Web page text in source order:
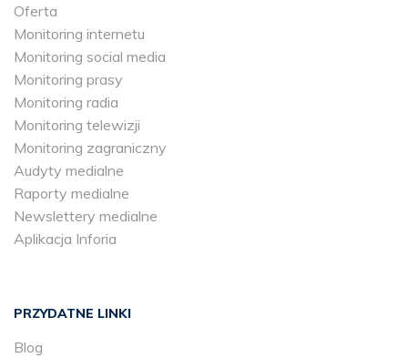
Oferta
Monitoring internetu
Monitoring social media
Monitoring prasy
Monitoring radia
Monitoring telewizji
Monitoring zagraniczny
Audyty medialne
Raporty medialne
Newslettery medialne
Aplikacja Inforia
PRZYDATNE LINKI
Blog